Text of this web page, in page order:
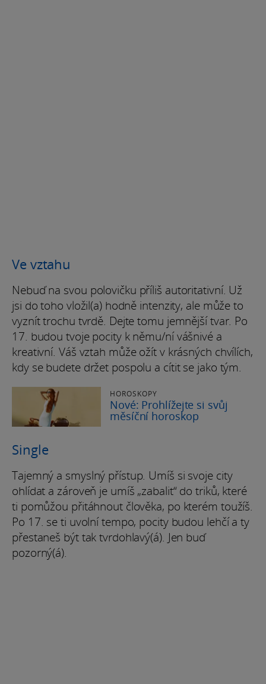
Ve vztahu
Nebuď na svou polovičku příliš autoritativní. Už
jsi do toho vložil(a) hodně intenzity, ale může to
vyznít trochu tvrdě. Dejte tomu jemnější tvar. Po
17. budou tvoje pocity k němu/ní vášnivé a
kreativní. Váš vztah může ožít v krásných chvílích,
kdy se budete držet pospolu a cítit se jako tým.
HOROSKOPY
Nové: Prohlížejte si svůj
měsíční horoskop
Single
Tajemný a smyslný přístup. Umíš si svoje city
ohlídat a zároveň je umíš „zabalit“ do triků, které
ti pomůžou přitáhnout člověka, po kterém toužíš.
Po 17. se ti uvolní tempo, pocity budou lehčí a ty
přestaneš být tak tvrdohlavý(á). Jen buď
pozorný(á).